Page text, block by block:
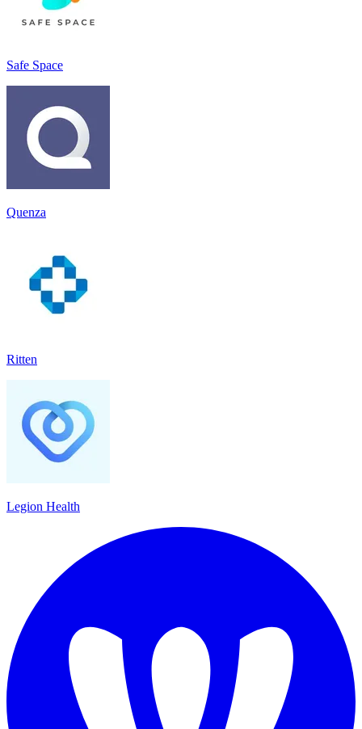
Safe Space
Quenza
Ritten
Legion Health